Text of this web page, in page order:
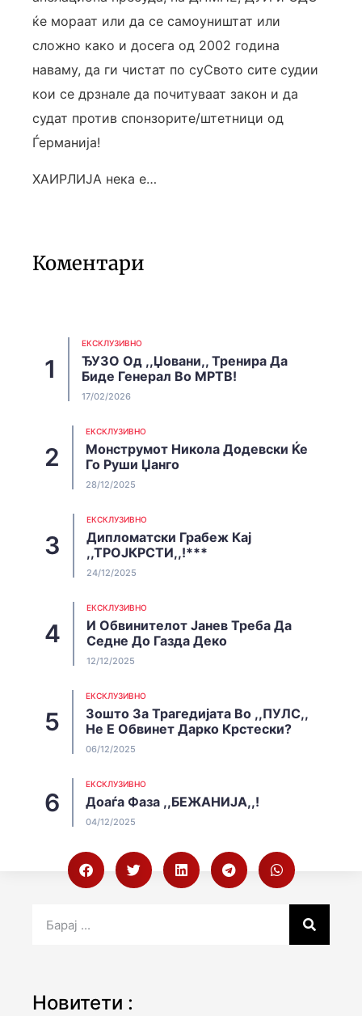
ќе мораат или да се самоуништат или
сложно како и досега од 2002 година
наваму, да ги чистат по суСвото сите судии
кои се дрзнале да почитуваат закон и да
судат против спонзорите/штетници од
Ѓерманија!
ХАИРЛИЈА нека е…
Коментари
EКСКЛУЗИВНО
ЂУЗО Од ,,Џовани,, Тренира Да
Биде Генерал Во МРТВ!
17/02/2026
EКСКЛУЗИВНО
Монструмот Никола Додевски Ќе
Го Руши Џанго
28/12/2025
EКСКЛУЗИВНО
Дипломатски Грабеж Кај
,,ТРОЈКРСТИ,,!***
24/12/2025
EКСКЛУЗИВНО
И Обвинителот Јанев Треба Да
Седне До Газда Деко
12/12/2025
EКСКЛУЗИВНО
Зошто За Трагедијата Во ,,ПУЛС,,
Не Е Обвинет Дарко Крстески?
06/12/2025
EКСКЛУЗИВНО
Доаѓа Фаза ,,БЕЖАНИЈА,,!
04/12/2025
Новитети :